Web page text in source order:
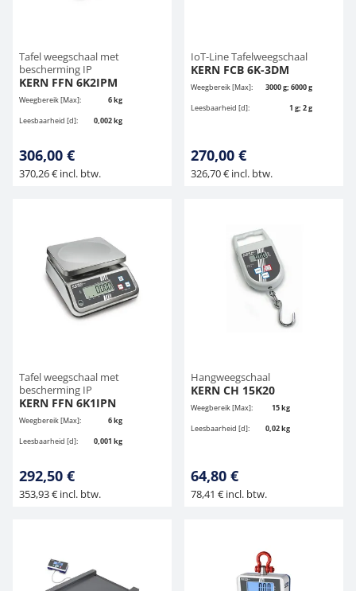
Tafel weegschaal met
bescherming IP
KERN FFN 6K2IPM
Weegbereik [Max]:
6 kg
Leesbaarheid [d]:
0,002 kg
306,00 €
370,26 € incl. btw.
IoT-Line Tafelweegschaal
KERN FCB 6K-3DM
Weegbereik [Max]:
3000 g; 6000 g
Leesbaarheid [d]:
1 g; 2 g
270,00 €
326,70 € incl. btw.
Tafel weegschaal met
bescherming IP
KERN FFN 6K1IPN
Weegbereik [Max]:
6 kg
Leesbaarheid [d]:
0,001 kg
292,50 €
353,93 € incl. btw.
Hangweegschaal
KERN CH 15K20
Weegbereik [Max]:
15 kg
Leesbaarheid [d]:
0,02 kg
64,80 €
78,41 € incl. btw.